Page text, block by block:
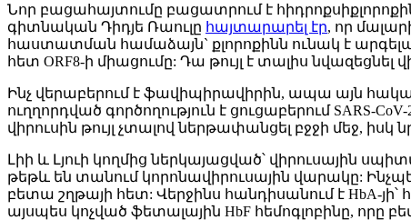
Նոր բացահայտումը բացատրում է
գիտնական Դիդյե Ռաուլը հայտարարել էր, որ
հաստատման համաձայն` քլորոքինն ունակ է
հետ ORF8-ի միացումը: Դա թույլ է տալիս
Ինչ վերաբերում է ֆավիպիրավիրին, ապա այն
ուղղորդված գործողություն է ցուցաբերում SARS-
վիրուսին թույլ չտալով ներթափանցել բջջի մեջ,
Լիի և Լյուի կողմից ներկայացված՝ վիրուսային
թեթև են տանում կորոնավիրուսային վարակը:
բետա շղթայի հետ: Վերջինս հանդիսանում է HbA-
այսպես կոչված ֆետալային HbF հեմոգլոբինը, որը